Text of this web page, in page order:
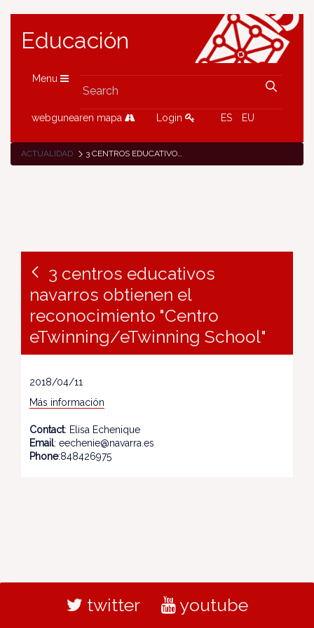
Educación
Menu
webgunearen mapa Login ES EU
ACTUALIDAD 3 CENTROS EDUCATIVOS NAVARROS OBTIENEN EL RECONOCIMIENTO "CENTRO ETWINNING/ETWINNING SCHOOL"
3 centros educativos
navarros obtienen el
reconocimiento "Centro
eTwinning/eTwinning School"
2018/04/11
Más información
Contact: Elisa Echenique
Email: eechenie@navarra.es
Phone:848426975
twitter youtube